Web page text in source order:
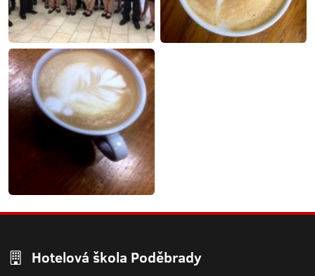
Hotelová škola Poděbrady